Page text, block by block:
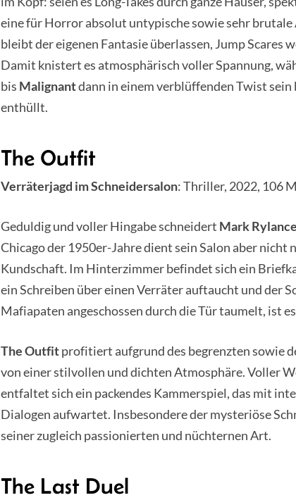
eine für Horror absolut untypische sowie sehr brutale
bleibt der eigenen Fantasie überlassen, Jump Scares
Damit knistert es atmosphärisch voller Spannung,
bis Malignantdann in einem verblüffenden Twist
enthüllt.
The Outfit
Verräterjagd im Schneidersalon: Thriller, 2022, 106
Geduldig und voller Hingabe schneidert Mark Rylance
Chicago der 1950er-Jahre dient sein Salon aber nicht
Kundschaft. Im Hinterzimmer befindet sich ein
ein Schreiben über einen Verräter auftaucht und der
Mafiapaten angeschossen durch die Tür taumelt, ist
The Outfitprofitiert aufgrund des begrenzten sowie
von einer stilvollen und dichten Atmosphäre. Voller
entfaltet sich ein packendes Kammerspiel, das mit
Dialogen aufwartet. Insbesondere der mysteriöse
seiner zugleich passionierten und nüchternen Art.
The Last Duel